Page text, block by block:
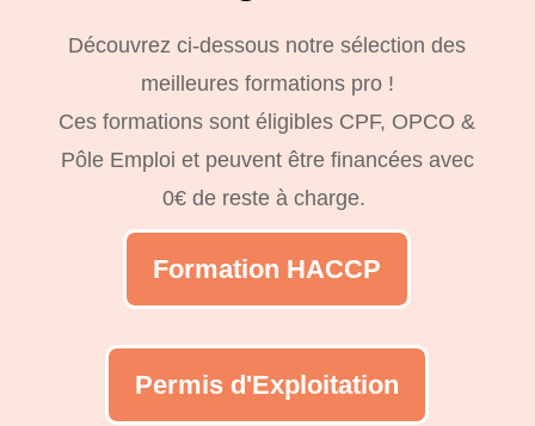
Découvrez ci-dessous notre sélection des
meilleures formations pro !
Ces formations sont éligibles CPF, OPCO &
Pôle Emploi et peuvent être financées avec
0€ de reste à charge.
Formation HACCP
Permis d'Exploitation